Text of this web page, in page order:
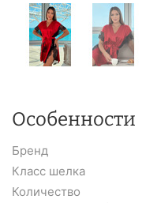
Особенности
Бренд
Класс шелка
Количество